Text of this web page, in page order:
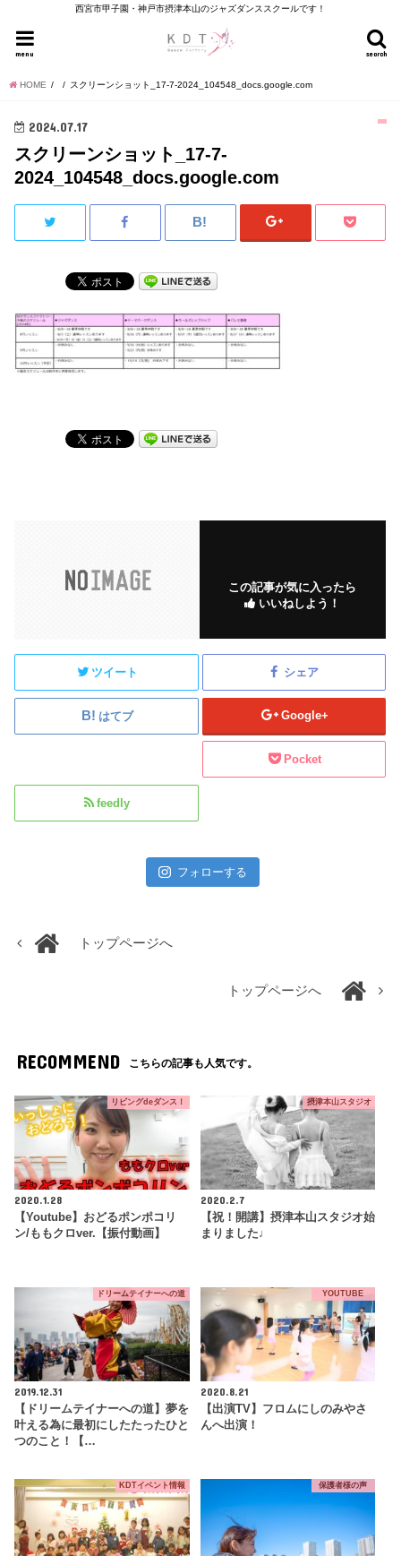
西宮市甲子園・神戸市摂津本山のジャズダンススクールです！
search
menu
HOME スクリーンショット_17-7-2024_104548_docs.google.com
2024.07.17
スクリーンショット_17-7-
2024_104548_docs.google.com
この記事が気に入ったら
いいねしよう！
ツイート シェア
はてブ Google+
Pocket
feedly
フォローする
トップページへ
トップページへ
RECOMMEND こちらの記事も人気です。
リビングdeダンス！
2020.1.28
【Youtube】おどるポンポコリ
ン/ももクロver.【振付動画】
摂津本山スタジオ
2020.2.7
【祝！開講】摂津本山スタジオ始
まりました♩
ドリームテイナーへの道
2019.12.31
【ドリームテイナーへの道】夢を
叶える為に最初にしたたったひと
つのこと！【…
YOUTUBE
2020.8.21
【出演TV】フロムにしのみやさ
んへ出演！
KDTイベント情報 保護者様の声